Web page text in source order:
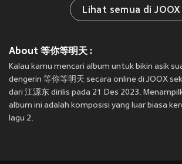
Lihat semua di JOOX
About 等你等明天 :
Kalau kamu mencari album untuk bikin asik
dengerin 等你等明天 secara online di JOOX
dari 江源东 dirilis pada 21 Des 2023.
album ini adalah komposisi yang luar biasa
lagu 2.